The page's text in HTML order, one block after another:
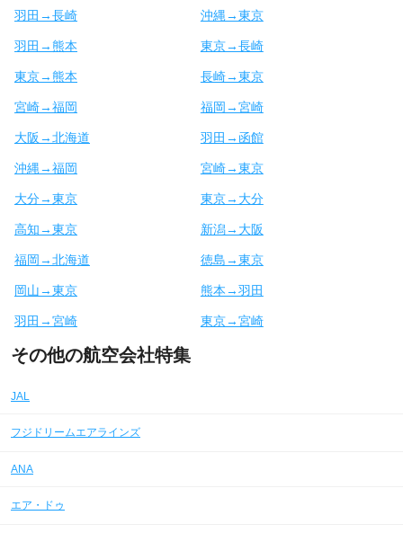
羽田→長崎 沖縄→東京
羽田→熊本 東京→長崎
東京→熊本 長崎→東京
宮崎→福岡 福岡→宮崎
大阪→北海道 羽田→函館
沖縄→福岡 宮崎→東京
大分→東京 東京→大分
高知→東京 新潟→大阪
福岡→北海道 徳島→東京
岡山→東京 熊本→羽田
羽田→宮崎 東京→宮崎
その他の航空会社特集
JAL
フジドリームエアラインズ
ANA
エア・ドゥ